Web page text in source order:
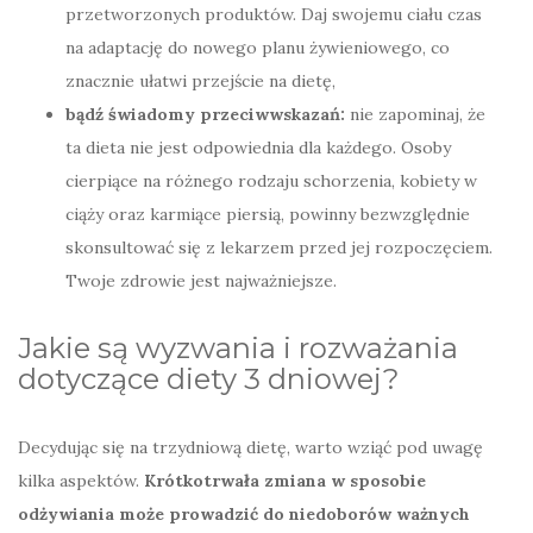
przetworzonych produktów. Daj swojemu ciału czas
na adaptację do nowego planu żywieniowego, co
znacznie ułatwi przejście na dietę,
bądź świadomy przeciwwskazań: nie zapominaj, że
ta dieta nie jest odpowiednia dla każdego. Osoby
cierpiące na różnego rodzaju schorzenia, kobiety w
ciąży oraz karmiące piersią, powinny bezwzględnie
skonsultować się z lekarzem przed jej rozpoczęciem.
Twoje zdrowie jest najważniejsze.
Jakie są wyzwania i rozważania
dotyczące diety 3 dniowej?
Decydując się na trzydniową dietę, warto wziąć pod uwagę
kilka aspektów. Krótkotrwała zmiana w sposobie
odżywiania może prowadzić do niedoborów ważnych